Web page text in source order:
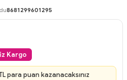
8681299601295
Kargo
para puan kazanacaksınız